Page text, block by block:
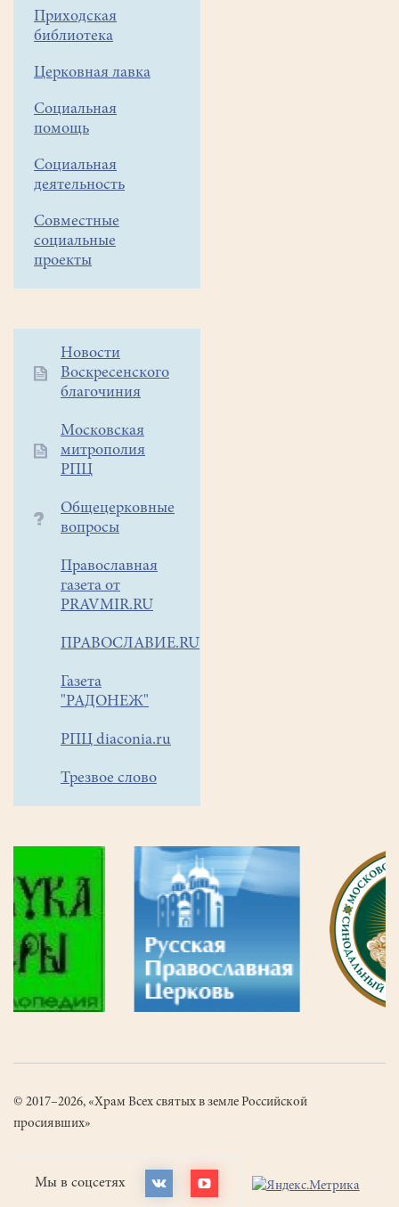
Приходская
библиотека
Церковная лавка
Социальная
помощь
Социальная
деятельность
Совместные
социальные
проекты
Дополнительное
меню
Новости
Воскресенского
благочиния
Московская
митрополия
РПЦ
Общецерковные
вопросы
Православная
газета от
PRAVMIR.RU
ПРАВОСЛАВИЕ.RU
Газета
"РАДОНЕЖ"
РПЦ diaconia.ru
Трезвое слово
© 2017–2026, «Храм Всех святых в земле Российской
просиявших»
Мы в соцсетях